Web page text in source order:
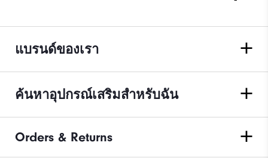
แบรนด์ของเรา
ค้นหาอุปกรณ์เสริมสำหรับฉัน
Orders & Returns